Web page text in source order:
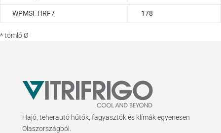
WPMSI_HRF7 178
* tömlő Ø
Hajó, teherautó hűtők, fagyasztók és klímák egyenesen
Olaszországból.